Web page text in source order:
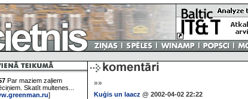
Par maziem zaļiem
Skatīt multenes...
]
»»
Kuģis un laacz @ 2002-04-02 22:22